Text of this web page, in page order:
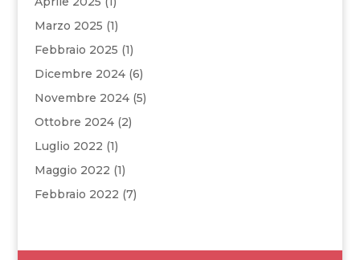
Marzo 2025 (1)
Febbraio 2025 (1)
Dicembre 2024(6)
Novembre 2024(5)
Ottobre 2024(2)
Luglio 2022 (1)
Maggio 2022 (1)
Febbraio 2022 (7)